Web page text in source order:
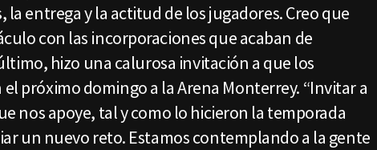
la entrega y la actitud de los jugadores. Creo que
con las incorporaciones que acaban de
hizo una calurosa invitación a que los
próximo domingo a la Arena Monterrey. “Invitar a
nos apoye, tal y como lo hicieron la temporada
un nuevo reto. Estamos contemplando a la gente